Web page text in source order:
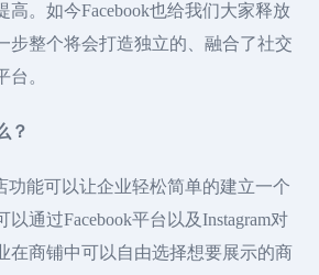
高。如今Facebook也给我们大家释放
步整个将会打造独立的、融合了社交
。
？
功能可以让企业轻松简单的建立一个
通过Facebook平台以及Instagram对
在商铺中可以自由选择想要展示的商